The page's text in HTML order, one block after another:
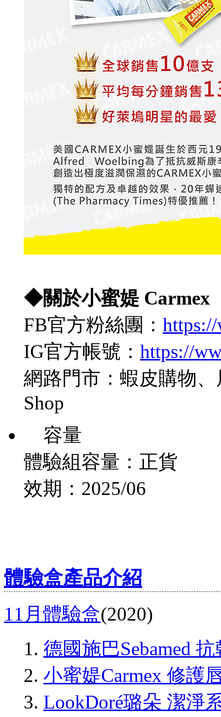
◆關於小蜜媞 Carmex
FB官方粉絲團：
IG官方帳號： https://
網路門市：蝦皮購物
Shop
容量
體驗組容量：正貨
效期：2025/06
體驗盒產品介紹
11月體驗盒(2020)
德國施巴Sebamed
小蜜媞Carmex 修護
LookDoré璐朵 潔淨